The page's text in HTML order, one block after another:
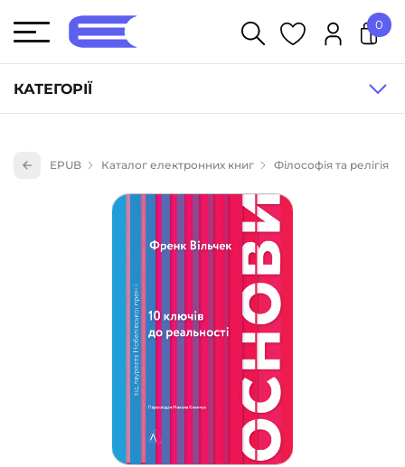
КАТЕГОРІЇ
Книги для дітей (835)
Книги для підлітків (240)
Науково-популярна література (1015)
Навчальна література та посібники (527)
Енциклопедії, довідники, словники (55)
Подарункові сертифікати (1)
0
EPUB Каталог електронних книг Філософія та релігія